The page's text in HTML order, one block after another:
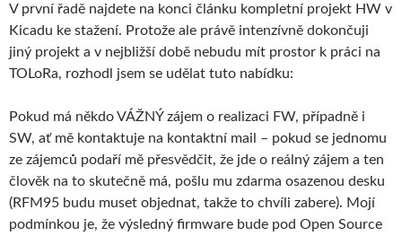
V první řadě najdete na konci článku kompletní projekt HW v
Kicadu ke stažení. Protože ale právě intenzívně dokončuji
jiný projekt a v nejbližší době nebudu mít prostor k práci na
TOLoRa, rozhodl jsem se udělat tuto nabídku:
Pokud má někdo VÁŽNÝ zájem o realizaci FW, případně i
SW, ať mě kontaktuje na kontaktní mail – pokud se jednomu
ze zájemců podaří mě přesvědčit, že jde o reálný zájem a ten
člověk na to skutečně má, pošlu mu zdarma osazenou desku
(RFM95 budu muset objednat, takže to chvíli zabere). Mojí
podmínkou je, že výsledný firmware bude pod Open Source